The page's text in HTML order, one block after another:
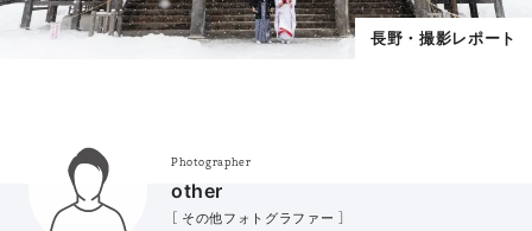
長野・撮影レポート
Photographer
other
［ その他フォトグラファー ］